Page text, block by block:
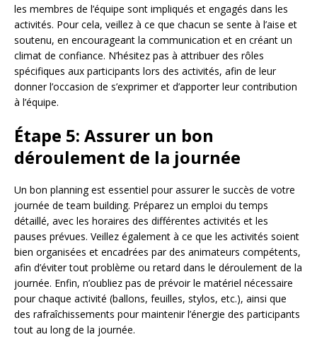
les membres de l’équipe sont impliqués et engagés dans les
activités. Pour cela, veillez à ce que chacun se sente à l’aise et
soutenu, en encourageant la communication et en créant un
climat de confiance. N’hésitez pas à attribuer des rôles
spécifiques aux participants lors des activités, afin de leur
donner l’occasion de s’exprimer et d’apporter leur contribution
à l’équipe.
Étape 5: Assurer un bon
déroulement de la journée
Un bon planning est essentiel pour assurer le succès de votre
journée de team building. Préparez un emploi du temps
détaillé, avec les horaires des différentes activités et les
pauses prévues. Veillez également à ce que les activités soient
bien organisées et encadrées par des animateurs compétents,
afin d’éviter tout problème ou retard dans le déroulement de la
journée. Enfin, n’oubliez pas de prévoir le matériel nécessaire
pour chaque activité (ballons, feuilles, stylos, etc.), ainsi que
des rafraîchissements pour maintenir l’énergie des participants
tout au long de la journée.